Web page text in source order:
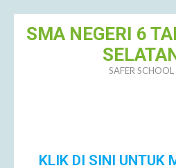
SMA NEGERI 6
SAFER SCHOOL
KLIK DI SINI UNTUK